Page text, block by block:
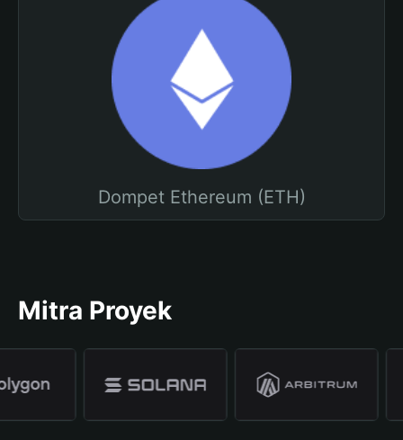
Dompet Ethereum (ETH)
Mitra Proyek